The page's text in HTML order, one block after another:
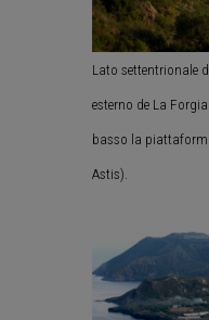
Lato settentrionale
esterno de La
basso la
Astis).